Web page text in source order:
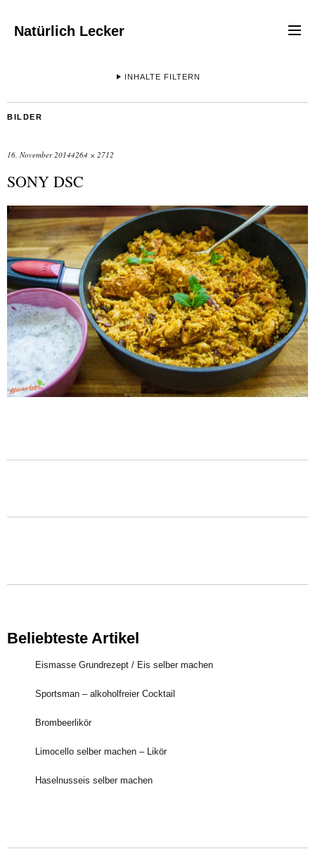
Natürlich Lecker
INHALTE FILTERN
BILDER
16. November 20144264 × 2712
SONY DSC
Beliebteste Artikel
Eismasse Grundrezept / Eis selber machen
Sportsman – alkoholfreier Cocktail
Brombeerlikör
Limocello selber machen – Likör
Haselnusseis selber machen